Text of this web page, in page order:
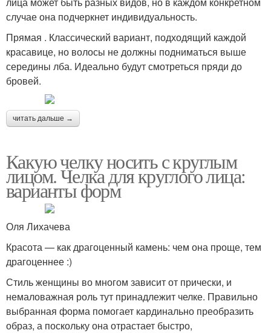
случае она подчеркнет индивидуальность.
Прямая . Классический вариант, подходящий каждой
красавице, но волосы не должны подниматься выше
середины лба. Идеально будут смотреться пряди до
бровей.
читать дальше →
Какую челку носить с круглым
лицом. Челка для круглого лица:
варианты форм
Оля Лихачева
Красота — как драгоценный камень: чем она проще, тем
драгоценнее :)
Стиль женщины во многом зависит от прически, и
немаловажная роль тут принадлежит челке. Правильно
выбранная форма помогает кардинально преобразить
образ, а поскольку она отрастает быстро,